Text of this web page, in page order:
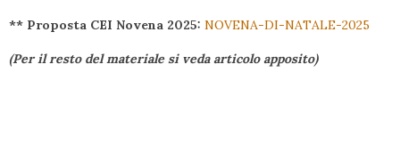
** Proposta CEI Novena 2025: NOVENA-DI-NATALE-2025
(Per il resto del materiale si veda articolo apposito)